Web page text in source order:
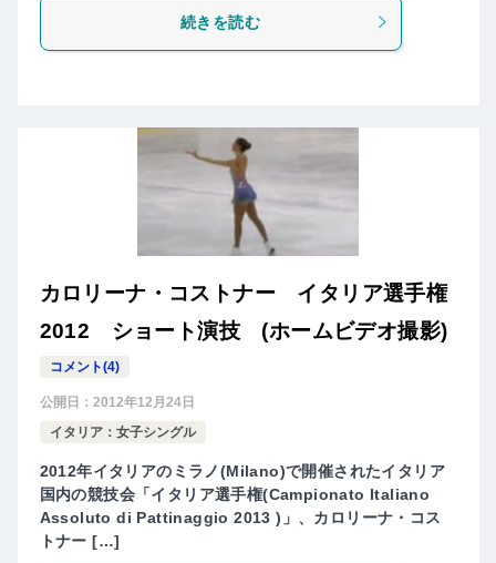
続きを読む
カロリーナ・コストナー イタリア選手権
2012 ショート演技 (ホームビデオ撮影)
コメント(4)
公開日： 2012年12月24日
イタリア：女子シングル
2012年イタリアのミラノ(Milano)で開催されたイタリア
国内の競技会「イタリア選手権(Campionato Italiano
Assoluto di Pattinaggio 2013 )」、カロリーナ・コス
トナー […]